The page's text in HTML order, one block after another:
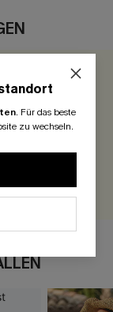
. Für das beste
zu wechseln.